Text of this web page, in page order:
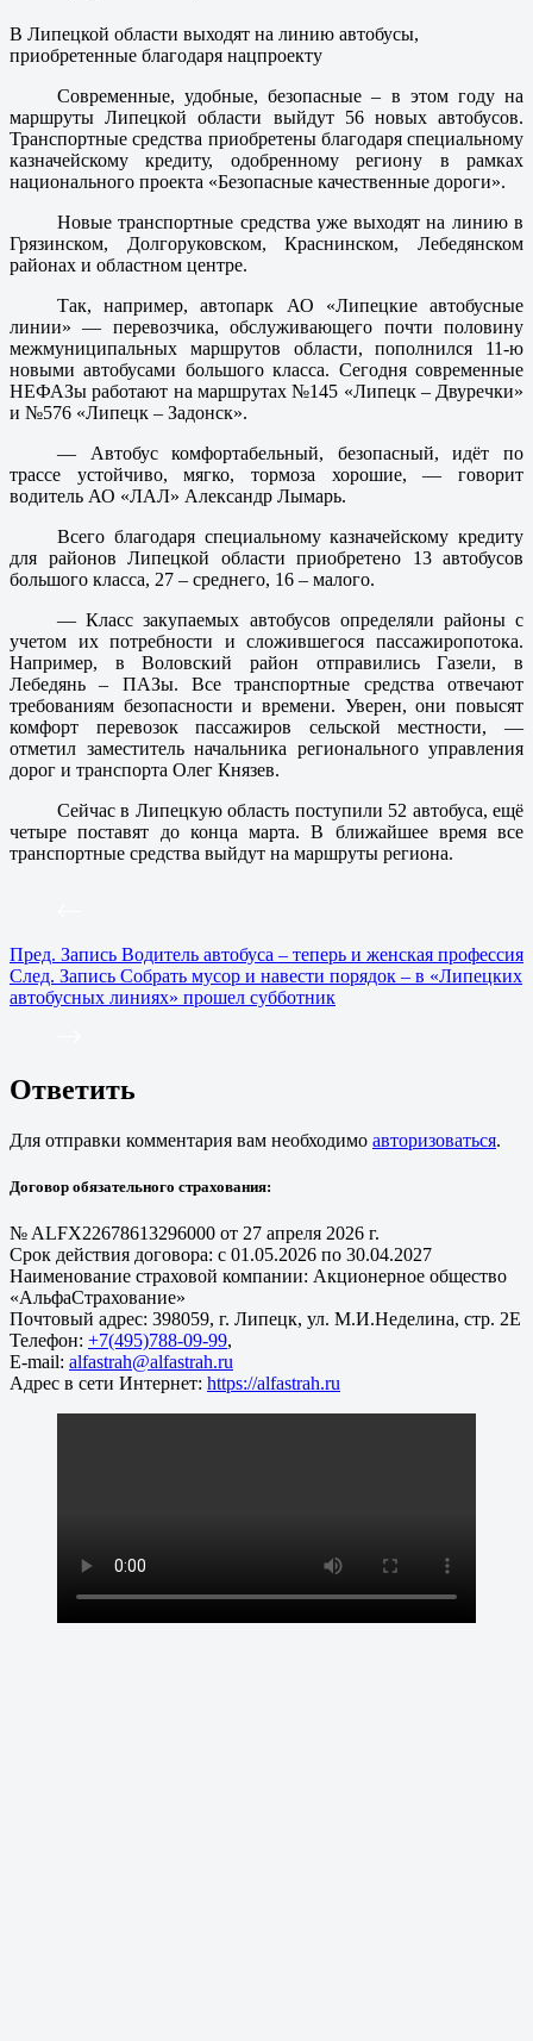
В Липецкой области выходят на линию автобусы,
приобретенные благодаря нацпроекту
Современные, удобные, безопасные – в этом году на
маршруты Липецкой области выйдут 56 новых автобусов.
Транспортные средства приобретены благодаря специальному
казначейскому кредиту, одобренному региону в рамках
национального проекта «Безопасные качественные дороги».
Новые транспортные средства уже выходят на линию в
Грязинском, Долгоруковском, Краснинском, Лебедянском
районах и областном центре.
Так, например, автопарк АО «Липецкие автобусные
линии» — перевозчика, обслуживающего почти половину
межмуниципальных маршрутов области, пополнился 11-ю
новыми автобусами большого класса. Сегодня современные
НЕФАЗы работают на маршрутах №145 «Липецк – Двуречки»
и №576 «Липецк – Задонск».
— Автобус комфортабельный, безопасный, идёт по
трассе устойчиво, мягко, тормоза хорошие, — говорит
водитель АО «ЛАЛ» Александр Лымарь.
Всего благодаря специальному казначейскому кредиту
для районов Липецкой области приобретено 13 автобусов
большого класса, 27 – среднего, 16 – малого.
— Класс закупаемых автобусов определяли районы с
учетом их потребности и сложившегося пассажиропотока.
Например, в Воловский район отправились Газели, в
Лебедянь – ПАЗы. Все транспортные средства отвечают
требованиям безопасности и времени. Уверен, они повысят
комфорт перевозок пассажиров сельской местности, —
отметил заместитель начальника регионального управления
дорог и транспорта Олег Князев.
Сейчас в Липецкую область поступили 52 автобуса, ещё
четыре поставят до конца марта. В ближайшее время все
транспортные средства выйдут на маршруты региона.
Пред. Запись Водитель автобуса – теперь и женская профессия
След. Запись Собрать мусор и навести порядок – в «Липецких
автобусных линиях» прошел субботник
Ответить
Для отправки комментария вам необходимо авторизоваться.
Договор обязательного страхования:
№ ALFX22678613296000 от 27 апреля 2026 г.
Срок действия договора: с 01.05.2026 по 30.04.2027
Наименование страховой компании: Акционерное общество
«АльфаСтрахование»
Почтовый адрес: 398059, г. Липецк, ул. М.И.Неделина, стр. 2Е
Телефон: +7(495)788-09-99,
E-mail: alfastrah@alfastrah.ru
Адрес в сети Интернет: https://alfastrah.ru